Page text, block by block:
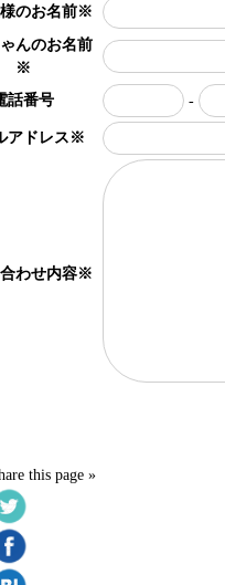
のお名前※
んのお名前
※
話番号
-
アドレス※
わせ内容※
this page »